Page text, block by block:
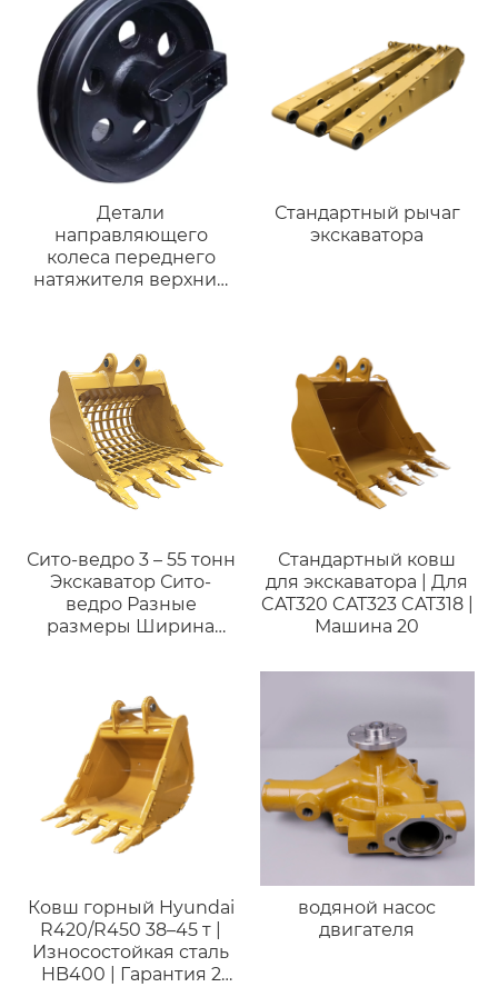
Детали
направляющего
колеса переднего
натяжителя верхний
колеса для PC200-5
PC200-6 PC200LC-5
PC200LC-6 PC210-6
PC210LC-6 20Y-30-
00030
Стандартный рычаг
экскаватора
Сито-ведро 3 – 55 тонн
Экскаватор Сито-
ведро Разные
размеры Ширина
Стандартный ковш
для экскаватора | Для
CAT320 CAT323 CAT318 |
Машина 20
Ковш горный Hyundai
R420/R450 38–45 т |
Износостойкая сталь
HB400 | Гарантия 2
водяной насос
двигателя